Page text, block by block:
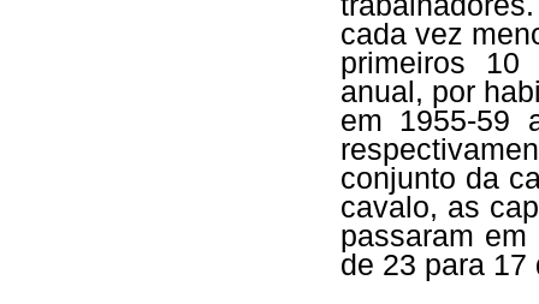
cada vez
primeiros
anual, por
em 1955-59
conjunto da
cavalo, as
passaram
de 23 para 17